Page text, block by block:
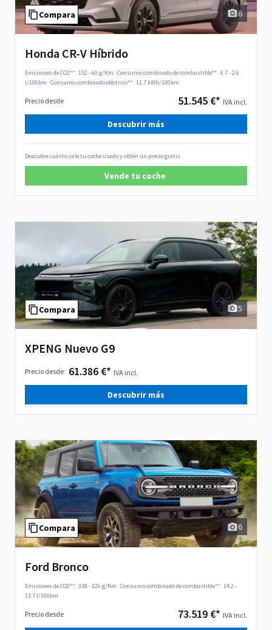
Compara 6
Honda CR-V Híbrido
Emisiones de CO2**: 152 - 60 g/Km ·Consumo combinado de combustible**: 6.7 - 2.6
l/100km ·Consumo combinado eléctrico**: 11.7 kWh/100km
Precio desde 51.545 €* IVA incl.
Descubrir más
Descubre cuánto vale tu coche usado y obtén un precio gratis.
Vende tu coche
Compara 5
XPENG Nuevo G9
Precio desde 61.386 €* IVA incl.
Descubrir más
Compara 6
Ford Bronco
Emisiones de CO2**: 338 - 326 g/Km ·Consumo combinado de combustible**: 14.2 -
13.7 l/100km
Precio desde 73.519 €* IVA incl.